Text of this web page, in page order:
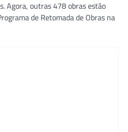
Agora, outras 478 obras estão
de Retomada de Obras na